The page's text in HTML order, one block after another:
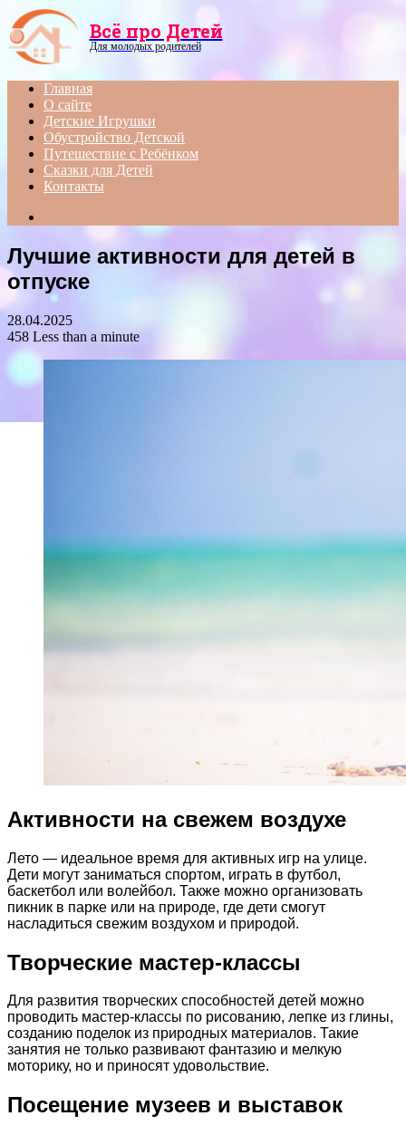
Menu
Всё про Детей
Для молодых родителей
Главная
О сайте
Детские Игрушки
Обустройство Детской
Путешествие с Ребёнком
Сказки для Детей
Контакты
Лучшие активности для детей в
отпуске
28.04.2025
458 Less than a minute
Активности на свежем воздухе
Лето — идеальное время для активных игр на улице.
Дети могут заниматься спортом, играть в футбол,
баскетбол или волейбол. Также можно организовать
пикник в парке или на природе, где дети смогут
насладиться свежим воздухом и природой.
Творческие мастер-классы
Для развития творческих способностей детей можно
проводить мастер-классы по рисованию, лепке из глины,
созданию поделок из природных материалов. Такие
занятия не только развивают фантазию и мелкую
моторику, но и приносят удовольствие.
Посещение музеев и выставок